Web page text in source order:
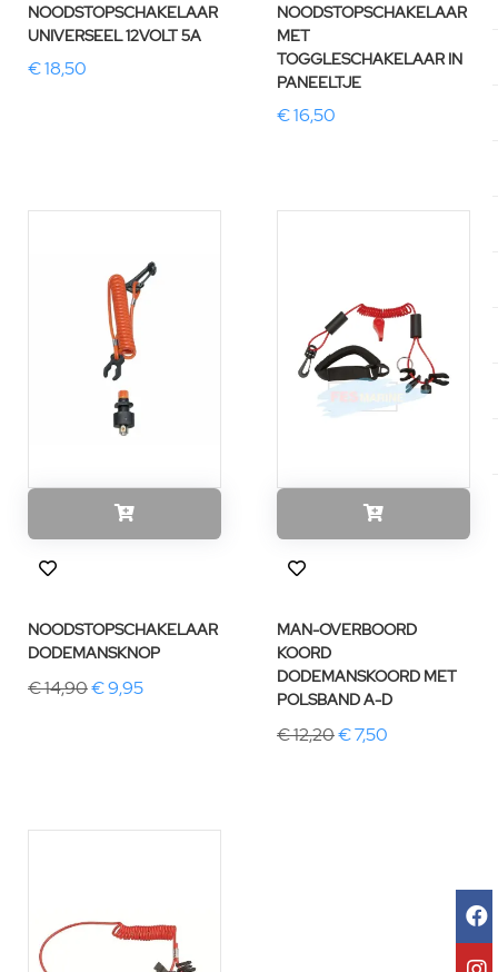
NOODSTOPSCHAKELAAR
UNIVERSEEL 12VOLT 5A
€ 18,50
NOODSTOPSCHAKELAAR
MET
TOGGLESCHAKELAAR IN
PANEELTJE
€ 16,50
NOODSTOPSCHAKELAAR
DODEMANSKNOP
€ 14,90€ 9,95
MAN-OVERBOORD
KOORD
DODEMANSKOORD MET
POLSBAND A-D
€ 12,20€ 7,50